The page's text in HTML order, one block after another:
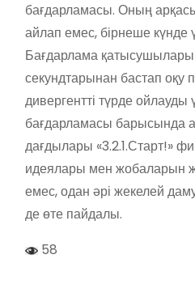
бағдарламасы. Оның
айлап емес, бірнеше күнде
Бағдарлама
секундтарынан бастап оқу
дивергентті түрде ойлауды
бағдарламасы барысында
дағдылары «3.2.1.Старт!»
идеялары мен жобаларын
емес, одан әрі жекелей
де өте пайдалы.
58